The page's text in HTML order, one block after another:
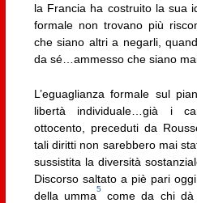
la Francia ha costruito la sua
formale non trovano più
che siano altri a negarli,
da sé…ammesso che siano
L’eguaglianza formale sul
libertà individuale…già i
ottocento, preceduti da
tali diritti non sarebbero mai
sussistita la diversità
Discorso saltato a piè pari
della umma
5
come da chi